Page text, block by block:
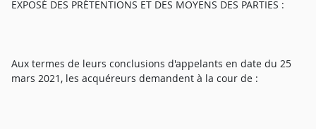
EXPOSÉ DES PRÉTENTIONS ET DES MOYENS DES PARTIES :
Aux termes de leurs conclusions d'appelants en date du 25
mars 2021, les acquéreurs demandent à la cour de :